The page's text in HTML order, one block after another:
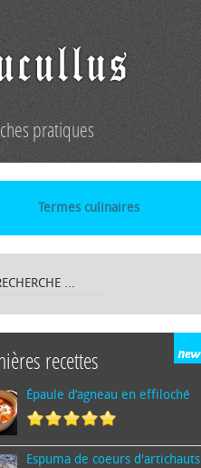
pratiques
Termes culinaires
recettes
Épaule d’agneau en effiloché
Espuma de cœurs d'artichauts